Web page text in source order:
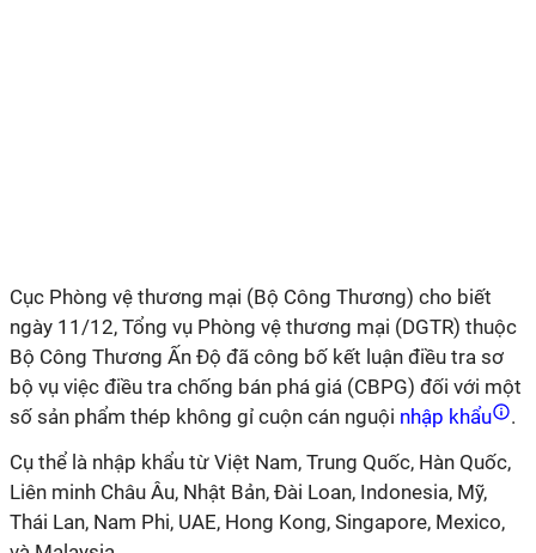
Cục Phòng vệ thương mại (Bộ Công Thương) cho biết
ngày 11/12, Tổng vụ Phòng vệ thương mại (DGTR) thuộc
Bộ Công Thương Ấn Độ đã công bố kết luận điều tra sơ
bộ vụ việc điều tra chống bán phá giá (CBPG) đối với một
số sản phẩm thép không gỉ cuộn cán nguội nhập khẩu
.
Cụ thể là nhập khẩu từ Việt Nam, Trung Quốc, Hàn Quốc,
Liên minh Châu Âu, Nhật Bản, Đài Loan, Indonesia, Mỹ,
Thái Lan, Nam Phi, UAE, Hong Kong, Singapore, Mexico,